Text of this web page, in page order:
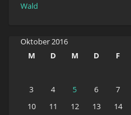
Wald
Oktober 2016
M
D M D F
3
4 5 6 7
10
11 12 13 14